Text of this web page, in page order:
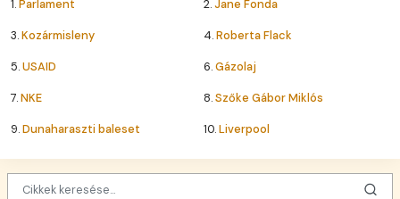
1.Parlament 2.Jane Fonda
3.Kozármisleny 4.Roberta Flack
5.USAID 6.Gázolaj
7.NKE 8.Szőke Gábor Miklós
9.Dunaharaszti baleset 10.Liverpool